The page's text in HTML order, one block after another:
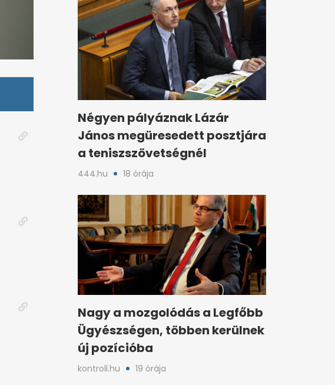
Négyen pályáznak Lázár
János megüresedett posztjára
a teniszszövetségnél
444.hu 18 órája
Nagy a mozgolódás a Legfőbb
Ügyészségen, többen kerülnek
új pozícióba
kontroll.hu 19 órája